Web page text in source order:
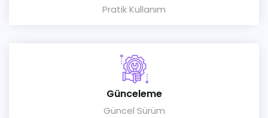
Pratik Kullanım
Günceleme
Güncel Sürüm